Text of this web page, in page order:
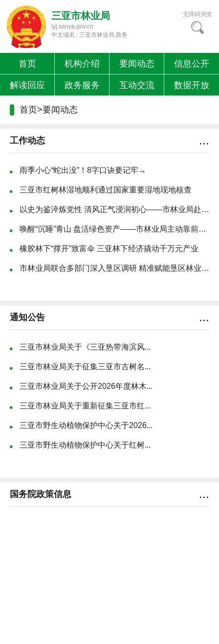
三亚市林业局
lyj.sanya.gov.cn
中文域名 : 三亚市林业局.政务
无障碍浏览
首页 机构介绍 要闻动态 信息公开
解读回应 政务服务 互动交流 数据开放
首页>要闻动态
工作动态 ...
雨季小心“蛇出没”！8字口诀要记牢→
三亚市红树林湿地顺利通过国家重要湿地现地核查
以史为鉴淬炼党性 清风正气浸润初心——市林业局赴海南省党风廉政建设...
唤醒“沉睡”青山 盘活绿色资产——市林业局主动靠前开展林权抵押融资...
橡胶林下“撑开”致富伞 三亚林下经济撬动千万元产业
市林业局联合多部门深入垦区调研 精准赋能垦区林业产业高质量发展
通知公告 ...
三亚市林业局关于《三亚热带海滨风...
三亚市林业局关于征集三亚市古树名...
三亚市林业局关于公开2026年度林木...
三亚市林业局关于重新征集三亚市红...
三亚市野生动植物保护中心关于2026...
三亚市野生动植物保护中心关于红树...
国务院政策信息 ...